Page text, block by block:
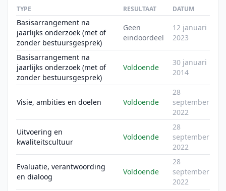
TYPE RESULTAAT DATUM
Basisarrangement na
jaarlijks onderzoek (met of
zonder bestuursgesprek)
Geen
eindoordeel
12 januari
2023
Basisarrangement na
jaarlijks onderzoek (met of
zonder bestuursgesprek)
Voldoende
30 januari
2014
Visie, ambities en doelen Voldoende
28
september
2022
Uitvoering en
kwaliteitscultuur
Voldoende
28
september
2022
Evaluatie, verantwoording
en dialoog
Voldoende
28
september
2022